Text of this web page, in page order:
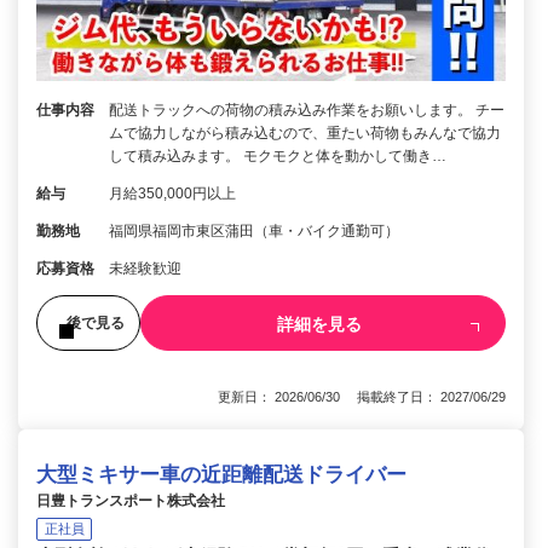
仕事内容
配送トラックへの荷物の積み込み作業をお願いします。 チー
ムで協力しながら積み込むので、重たい荷物もみんなで協力
して積み込みます。 モクモクと体を動かして働き…
給与 月給350,000円以上
勤務地 福岡県福岡市東区蒲田（車・バイク通勤可）
応募資格 未経験歓迎
後で見る 詳細を見る
更新日： 2026/06/30 掲載終了日： 2027/06/29
大型ミキサー車の近距離配送ドライバー
日豊トランスポート株式会社
正社員